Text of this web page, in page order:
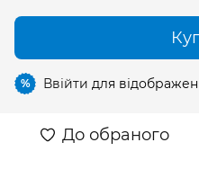
% Ввійти для
До обраного